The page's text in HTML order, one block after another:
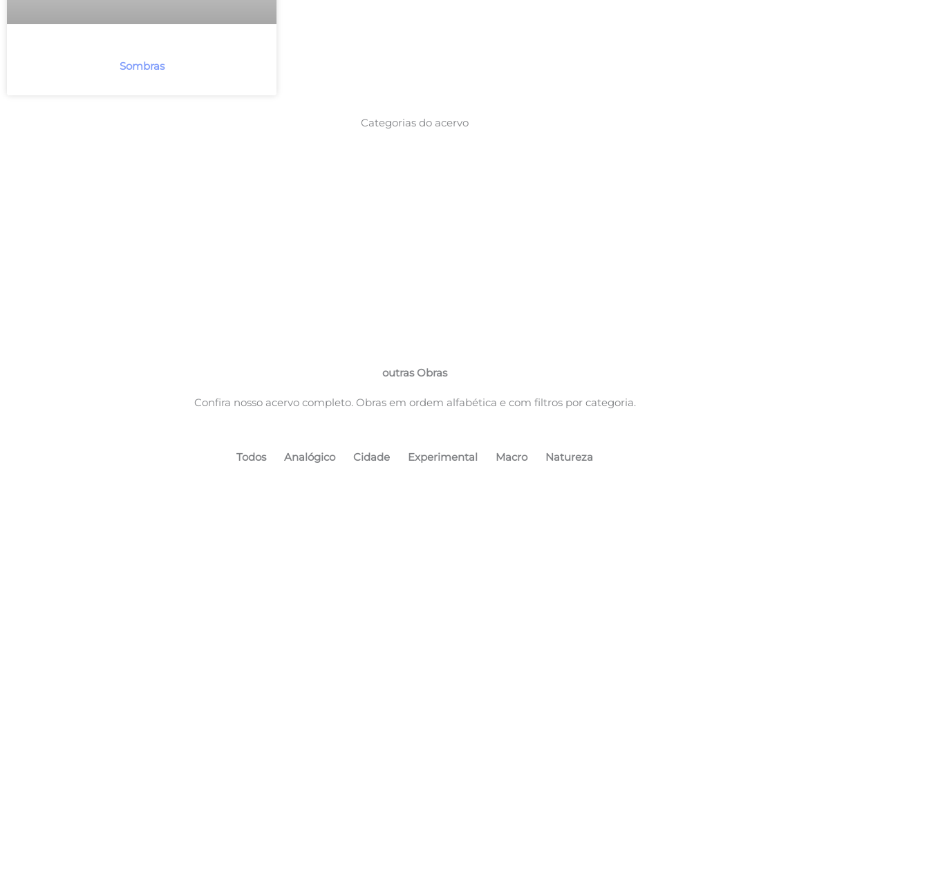
Sombras
Categorias do acervo
outras Obras
Confira nosso acervo completo. Obras em ordem alfabética e com filtros por categoria.
Todos Analógico Cidade Experimental Macro Natureza